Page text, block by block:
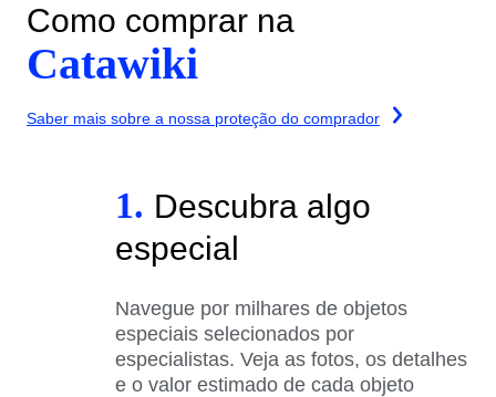
Como comprar na
Catawiki
Saber mais sobre a nossa proteção do comprador
1. Descubra algo
especial
Navegue por milhares de objetos
especiais selecionados por
especialistas. Veja as fotos, os detalhes
e o valor estimado de cada objeto